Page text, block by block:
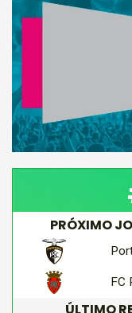
PRÓXIMO
FC
ÚLTIMO